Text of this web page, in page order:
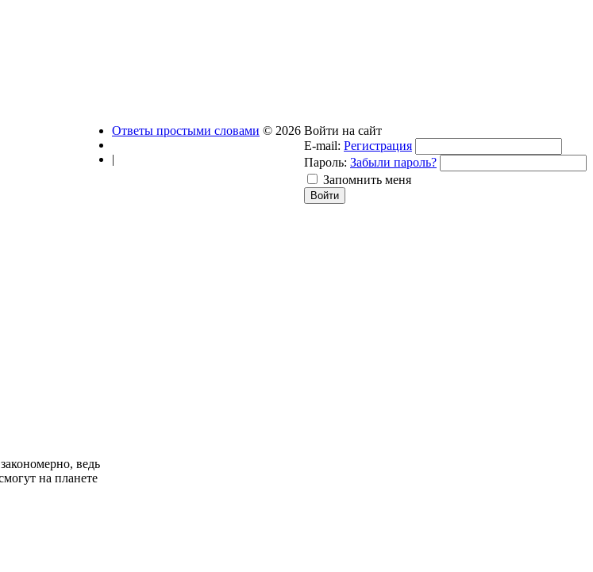
ведь
на планете
Войти на сайт
E-mail: Регистрация
Пароль: Забыли пароль?
Запомнить меня
Ответы простыми словами © 2026
|